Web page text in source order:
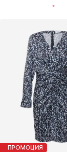
ПРОМОЦИЯ